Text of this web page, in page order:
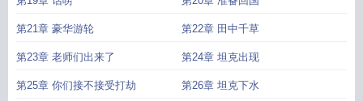
第21章 豪华游轮 第22章 田中千草
第23章 老师们出来了 第24章 坦克出现
第25章 你们接不接受打劫 第26章 坦克下水